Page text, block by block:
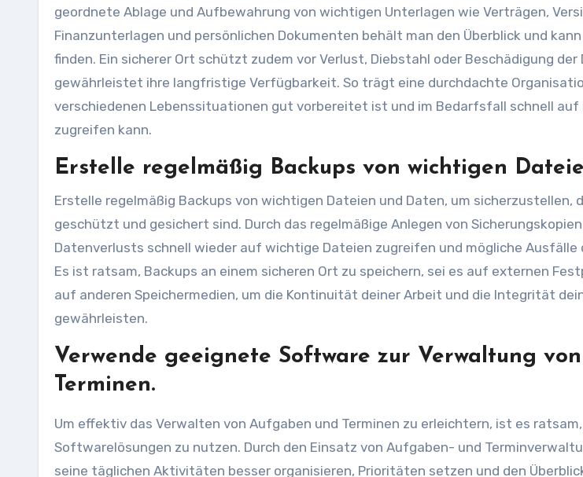
geordnete Ablage und Aufbewahrung von wichtigen Unterlagen wie Verträgen,
Finanzunterlagen und persönlichen Dokumenten behält man den Überblick und
finden. Ein sicherer Ort schützt zudem vor Verlust, Diebstahl oder Beschädigung der
gewährleistet ihre langfristige Verfügbarkeit. So trägt eine durchdachte
verschiedenen Lebenssituationen gut vorbereitet ist und im Bedarfsfall schnell
zugreifen kann.
Erstelle regelmäßig Backups von wichtigen
Erstelle regelmäßig Backups von wichtigen Dateien und Daten, um sicherzustellen,
geschützt und gesichert sind. Durch das regelmäßige Anlegen von
Datenverlusts schnell wieder auf wichtige Dateien zugreifen und mögliche Ausfälle
Es ist ratsam, Backups an einem sicheren Ort zu speichern, sei es auf externen
auf anderen Speichermedien, um die Kontinuität deiner Arbeit und die Integrität
gewährleisten.
Verwende geeignete Software zur Verwaltung
Terminen.
Um effektiv das Verwalten von Aufgaben und Terminen zu erleichtern, ist es
Softwarelösungen zu nutzen. Durch den Einsatz von Aufgaben- und
seine täglichen Aktivitäten besser organisieren, Prioritäten setzen und den